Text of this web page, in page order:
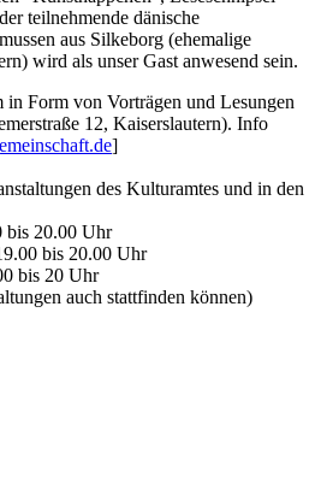
teilnehmende dänische
aus Silkeborg (ehemalige
wird als unser Gast anwesend sein.
Form von Vorträgen und Lesungen
12, Kaiserslautern). Info
]
des Kulturamtes und in den
bis 20.00 Uhr
bis 20.00 Uhr
bis 20 Uhr
auch stattfinden können)